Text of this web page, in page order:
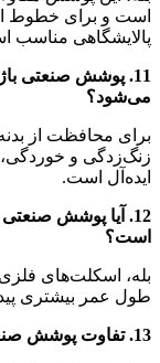
است و برای خطوط
پالایشگاهی مناسب
11. پوشش صنعتی
می‌شود؟
برای محافظت از
زنگ‌زدگی و خوردگی،
ایده‌آل است.
12. آیا پوشش
است؟
بله، اسکلت‌های
طول عمر بیشتری
13. تفاوت پوشش صنعتی باژاک با رنگ معمولی چیست؟